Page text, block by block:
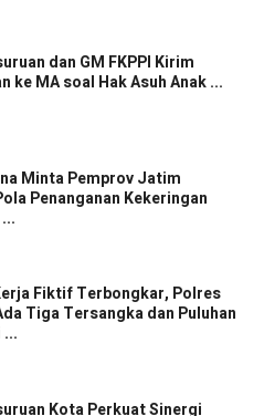
dan GM FKPPI Kirim
ke MA soal Hak Asuh Anak ...
Minta Pemprov Jatim
Penanganan Kekeringan
Fiktif Terbongkar, Polres
Tiga Tersangka dan Puluhan
Kota Perkuat Sinergi